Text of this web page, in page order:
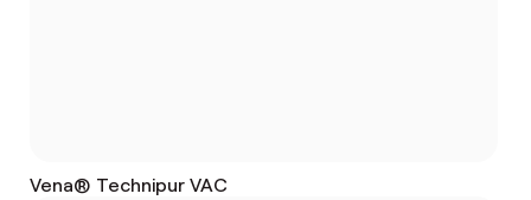
Vena® Technipur VAC